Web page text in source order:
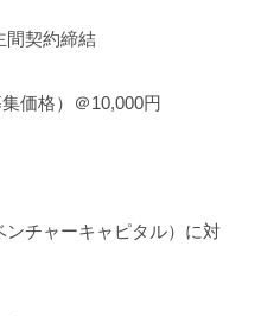
間契約締結
価格）＠10,000円
ンチャーキャピタル）に対